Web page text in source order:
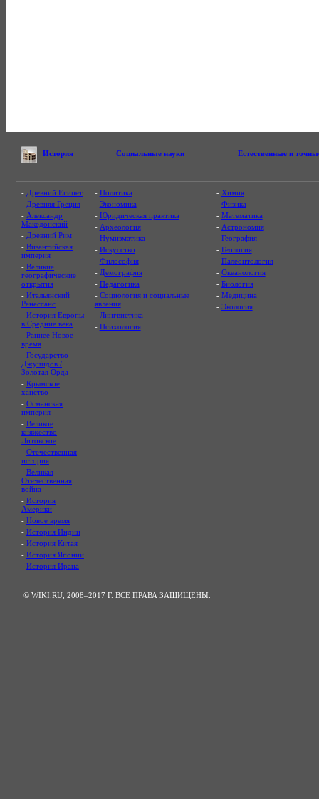
История Социальные науки Естественные и
- Древний Египет
- Древняя Греция
- Александр
Македонский
- Древний Рим
- Византийская
империя
- Великие
географические
открытия
- Итальянский
Ренессанс
- История Европы
в Средние века
- Раннее Новое
время
- Государство
Джучидов /
Золотая Орда
- Крымское
ханство
- Османская
империя
- Великое
княжество
Литовское
- Отечественная
история
- Великая
Отечественная
война
- История
Америки
- Новое время
- История Индии
- История Китая
- История Японии
- История Ирана
- Политика
- Экономика
- Юридическая практика
- Археология
- Нумизматика
- Искусство
- Философия
- Демография
- Педагогика
- Социология и социальные
явления
- Лингвистика
- Психология
- Химия
- Физика
- Математика
- Астрономия
- География
- Геология
- Палеонтология
- Океанология
- Биология
- Медицина
- Экология
© WIKI.RU, 2008–2017 Г. ВСЕ ПРАВА ЗАЩИЩЕНЫ.